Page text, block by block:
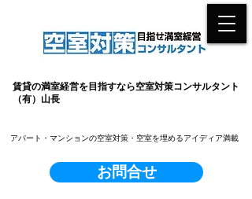
賃貸の満室経営を目指すなら空室対策コンサルタント
（有）山長
お問合せ
​アパート・マンションの空室対策・空室を埋めるアイディア満載